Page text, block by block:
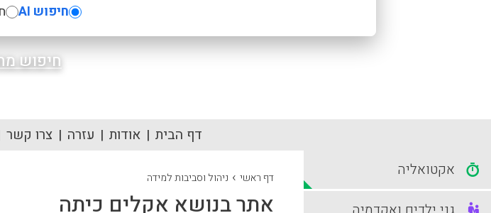
חיפוש AI
חיפוש
דף הבית אודות עזרה צרו קשר
דף ראשי › ניהול וסביבות למידה
אתר בנושא אקלים כיתה
אקטואליה